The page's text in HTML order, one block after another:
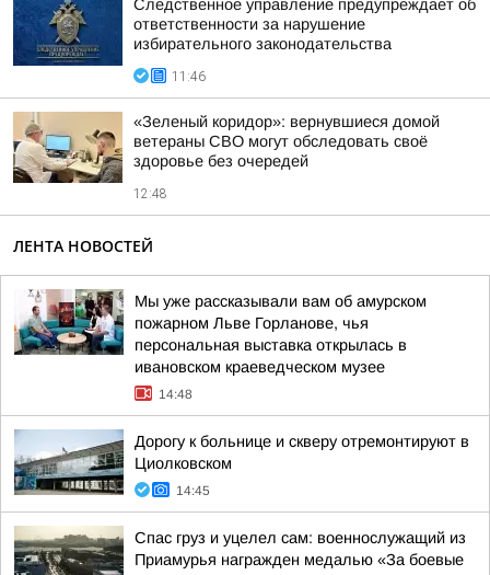
Следственное управление предупреждает об
ответственности за нарушение
избирательного законодательства
11:46
«Зеленый коридор»: вернувшиеся домой
ветераны СВО могут обследовать своё
здоровье без очередей
12:48
ЛЕНТА НОВОСТЕЙ
Мы уже рассказывали вам об амурском
пожарном Льве Горланове, чья
персональная выставка открылась в
ивановском краеведческом музее
14:48
Дорогу к больнице и скверу отремонтируют в
Циолковском
14:45
Спас груз и уцелел сам: военнослужащий из
Приамурья награжден медалью «За боевые